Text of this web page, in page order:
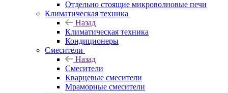
Отдельно стоящие микроволновые печи
Климатическая техника
Назад
Климатическая техника
Кондиционеры
Смесители
Назад
Смесители
Кварцевые смесители
Мраморные смесители